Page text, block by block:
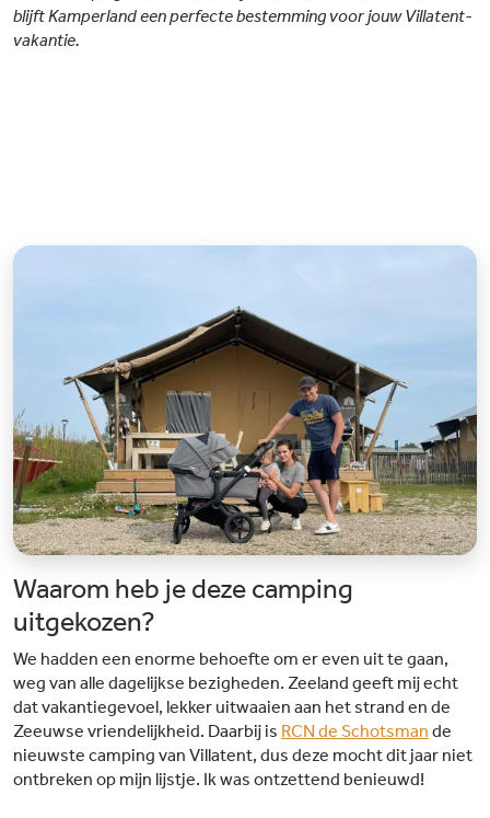
blijft Kamperland een perfecte bestemming voor jouw Villatent-
vakantie.
Waarom heb je deze camping
uitgekozen?
We hadden een enorme behoefte om er even uit te gaan,
weg van alle dagelijkse bezigheden. Zeeland geeft mij echt
dat vakantiegevoel, lekker uitwaaien aan het strand en de
Zeeuwse vriendelijkheid. Daarbij is RCN de Schotsman de
nieuwste camping van Villatent, dus deze mocht dit jaar niet
ontbreken op mijn lijstje. Ik was ontzettend benieuwd!